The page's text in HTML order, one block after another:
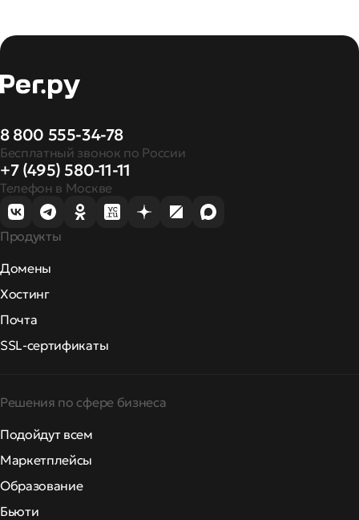
8 800 555-34-78
Бесплатный звонок по России
+7 (495) 580-11-11
Телефон в Москве
Продукты
Домены
Хостинг
Почта
SSL-сертификаты
Решения по сфере бизнеса
Подойдут всем
Маркетплейсы
Образование
Бьюти